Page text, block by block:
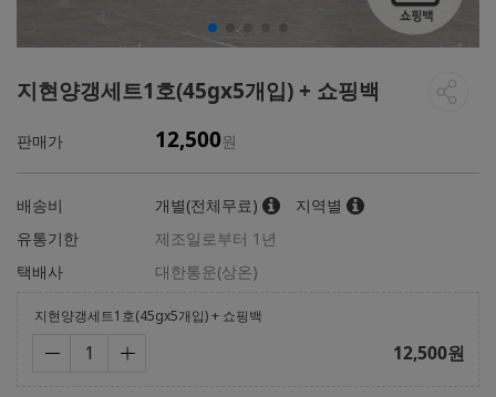
지현양갱세트1호(45gx5개입) + 쇼핑백
판매가 12,500원
배송비 개별(전체무료)
지역별
유통기한
제조일로부터 1년
택배사
대한통운(상온)
지현양갱세트1호(45gx5개입) + 쇼핑백
12,500원